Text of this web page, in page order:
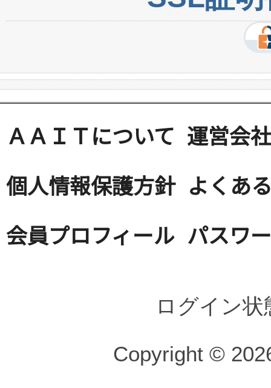
ＡＡＩＴについて 運営会社
個人情報保護方針 よくあ
会員プロフィール パスワ
ログイン
Copyright ©